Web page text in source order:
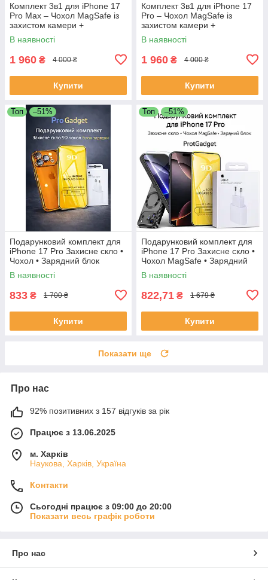
Комплект 3в1 для iPhone 17
Pro Max – Чохол MagSafe із
захистом камери +
Повербанк 30000 mAh
(швидка зарядка) + Захисне
В наявності
1 960 ₴ 4 000 ₴
Купити
Комплект 3в1 для iPhone 17
Pro – Чохол MagSafe із
захистом камери +
Повербанк 30000 mAh
(швидка зарядка) + Захисне
В наявності
1 960 ₴ 4 000 ₴
Купити
Топ –51%
Подарунковий комплект для
iPhone 17 Pro Захисне скло •
Чохол • Зарядний блок
В наявності
833 ₴ 1 700 ₴
Купити
Топ –51%
Подарунковий комплект для
iPhone 17 Pro Захисне скло •
Чохол MagSafe • Зарядний
блок
В наявності
822,71 ₴ 1 679 ₴
Купити
Показати ще
Про нас
92% позитивних з 157 відгуків за рік
Працює з 13.06.2025
м. Харків
Наукова, Харків, Україна
Контакти
Сьогодні працює з 09:00 до 20:00
Показати весь графік роботи
Про нас